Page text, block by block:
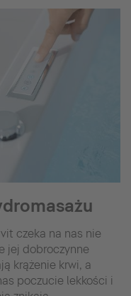
czeka na nas nie
jej dobroczynne
krążenie krwi, a
poczucie lekkości i